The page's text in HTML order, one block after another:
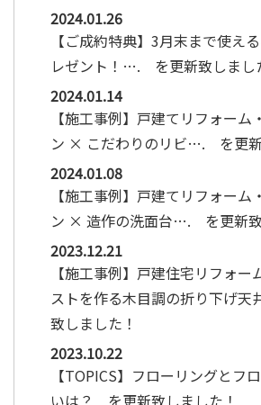
2024.01.26
【ご成約特典】3月末まで使え
レゼント！…. を更新致しまし
2024.01.14
【施工事例】戸建てリフォーム
ン × こだわりのリビ…. を更新
2024.01.08
【施工事例】戸建てリフォーム
ン × 造作の洗面台…. を更新致
2023.12.21
【施工事例】戸建住宅リフォ
ストを作る木目調の折り下げ
致しました！
2023.10.22
【TOPICS】フローリングとフ
いは？ を更新致しました！